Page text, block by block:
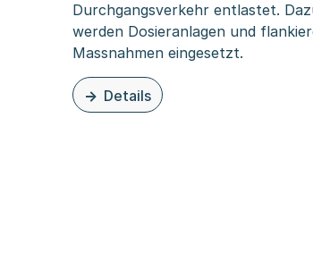
Durchgangsverkehr entlastet.
werden Dosieranlagen und
Massnahmen eingesetzt.
Details
zu dieser Organisationsseite: